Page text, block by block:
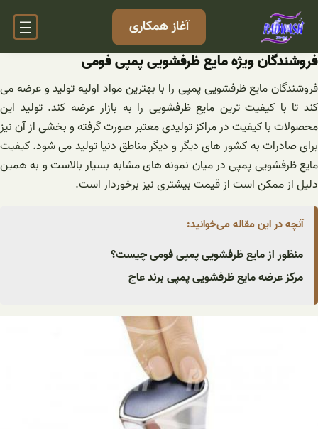
رفتن
آغاز همکاری
فروشندگان ویژه مایع ظرفشویی پمپی فومی
فروشندگان مایع ظرفشویی پمپی را با بهترین مواد اولیه تولید و عرضه می
کند تا با کیفیت ترین مایع ظرفشویی را به بازار عرضه کند. تولید این
محصولات با کیفیت در مراکز تولیدی معتبر صورت گرفته و بخشی از آن نیز
برای صادرات به کشور های دیگر و دیگر مناطق دنیا تولید می شود. کیفیت
مایع ظرفشویی پمپی در میان نمونه های مشابه بسیار بالاست و به همین
دلیل از ممکن است از قیمت بیشتری نیز برخوردار است.
آنچه در این مقاله می‌خوانید:
منظور از مایع ظرفشویی پمپی فومی چیست؟
مرکز عرضه مایع ظرفشویی پمپی برند عاج